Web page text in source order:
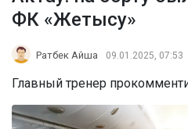
ФК «Жетысу»
Ратбек Айша 09.01.2025, 07:53
Главный тренер